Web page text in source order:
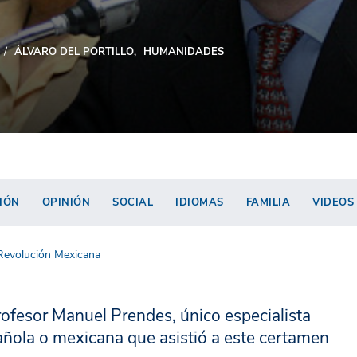
ÁLVARO DEL PORTILLO HUMANIDADES
OPINIÓN SOCIAL IDIOMAS FAMILIA VIDEOS
Mexicana
Manuel Prendes, único especialista
o mexicana que asistió a este certamen